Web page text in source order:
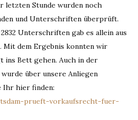
letzten Stunde wurden noch
und Unterschriften überprüft.
Unterschriften gab es allein aus
Mit dem Ergebnis konnten wir
Bett gehen. Auch in der
über unsere Anliegen
Ihr hier finden:
prueft-vorkaufsrecht-fuer-